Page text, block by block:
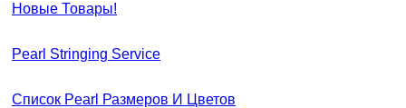
Новые Товары!
Pearl Stringing Service
Список Pearl Размеров И Цветов